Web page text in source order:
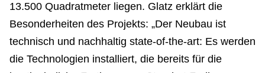
13.500 Quadratmeter liegen. Glatz erklärt die
Besonderheiten des Projekts: „Der Neubau ist
technisch und nachhaltig state-of-the-art: Es werden
die Technologien installiert, die bereits für die